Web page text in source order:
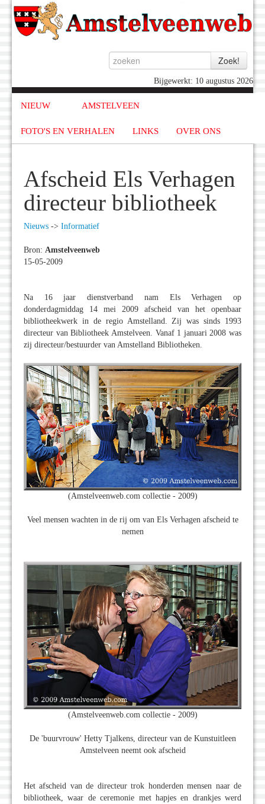
Bijgewerkt: 10 augustus 2026
NIEUW AMSTELVEEN
FOTO'S EN VERHALEN LINKS OVER ONS
Afscheid Els Verhagen
directeur bibliotheek
Nieuws -> Informatief
Bron: Amstelveenweb
15-05-2009
Na 16 jaar dienstverband nam Els Verhagen op
donderdagmiddag 14 mei 2009 afscheid van het openbaar
bibliotheekwerk in de regio Amstelland. Zij was sinds 1993
directeur van Bibliotheek Amstelveen. Vanaf 1 januari 2008 was
zij directeur/bestuurder van Amstelland Bibliotheken.
(Amstelveenweb.com collectie - 2009)
Veel mensen wachten in de rij om van Els Verhagen afscheid te
nemen
(Amstelveenweb.com collectie - 2009)
De 'buurvrouw' Hetty Tjalkens, directeur van de Kunstuitleen
Amstelveen neemt ook afscheid
Het afscheid van de directeur trok honderden mensen naar de
bibliotheek, waar de ceremonie met hapjes en drankjes werd